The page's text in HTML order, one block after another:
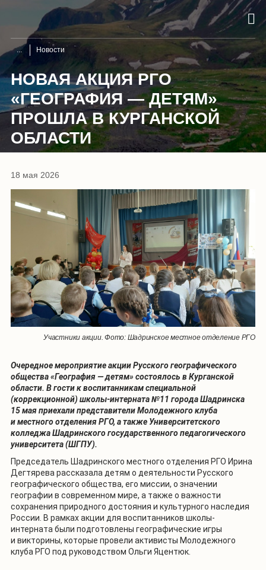
Новости
НОВАЯ АКЦИЯ РГО
«ГЕОГРАФИЯ — ДЕТЯМ»
ПРОШЛА В КУРГАНСКОЙ
ОБЛАСТИ
18 мая 2026
Участники акции. Фото: Шадринское местное отделение РГО
Очередное мероприятие акции Русского географического
общества «География — детям» состоялось в Курганской
области. В гости к воспитанникам специальной
(коррекционной) школы-интерната №11 города Шадринска
15 мая приехали представители Молодежного клуба
и местного отделения РГО, а также Университетского
колледжа Шадринского государственного педагогического
университета (ШГПУ).
Председатель Шадринского местного отделения РГО Ирина
Дегтярева рассказала детям о деятельности Русского
географического общества, его миссии, о значении
географии в современном мире, а также о важности
сохранения природного достояния и культурного наследия
России. В рамках акции для воспитанников школы-
интерната были подготовлены географические игры
и викторины, которые провели активисты Молодежного
клуба РГО под руководством Ольги Яцентюк.